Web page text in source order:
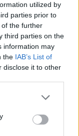
utilized by
parties prior to
the further
third parties on the
information may
the IAB’s List of
disclose it to other